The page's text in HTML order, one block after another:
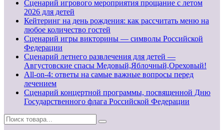
Сценарий игрового мероприятия прощание с летом
2026 для детей
Кейтеринг на день рождения: как рассчитать меню на
любое количество гостей
Сценарий игры викторины — символы Российской
Федерации
Сценарий летнего развлечения для детей —
Августовские спасы Медовый,Яблочный,Ореховый!
All-on-4: ответы на самые важные вопросы перед
лечением
Сценарий концертной программы, посвященной Дню
Государственного флага Российской Федерации